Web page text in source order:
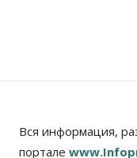
Вся информация,
портале